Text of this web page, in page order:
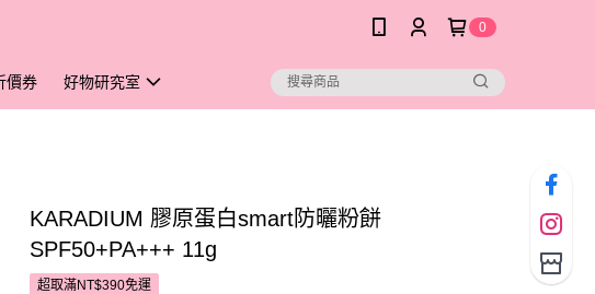
0
價券 好物研究室
KARADIUM 膠原蛋白smart防曬粉餅
SPF50+PA+++ 11g
超取滿NT$390免運